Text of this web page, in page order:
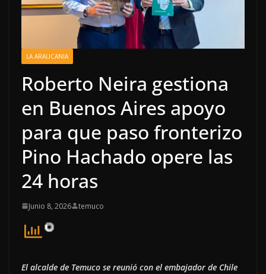
LA ARAUCANIA
Roberto Neira gestiona
en Buenos Aires apoyo
para que paso fronterizo
Pino Hachado opere las
24 horas
Junio 8, 2026 temuco
El alcalde de Temuco se reunió con el embajador de Chile